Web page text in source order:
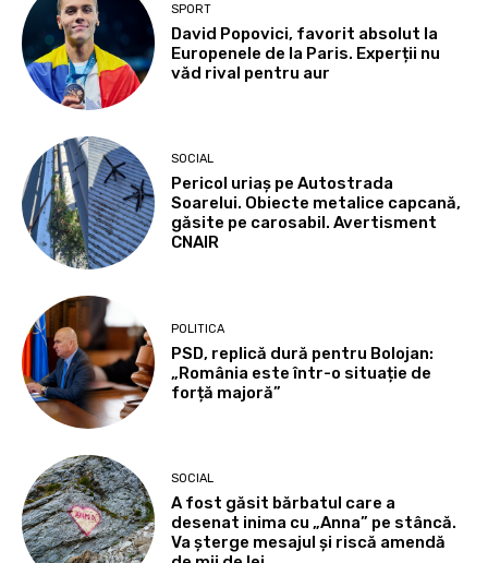
SPORT
David Popovici, favorit absolut la
Europenele de la Paris. Experții nu
văd rival pentru aur
SOCIAL
Pericol uriaș pe Autostrada
Soarelui. Obiecte metalice capcană,
găsite pe carosabil. Avertisment
CNAIR
POLITICA
PSD, replică dură pentru Bolojan:
„România este într-o situație de
forță majoră”
SOCIAL
A fost găsit bărbatul care a
desenat inima cu „Anna” pe stâncă.
Va șterge mesajul și riscă amendă